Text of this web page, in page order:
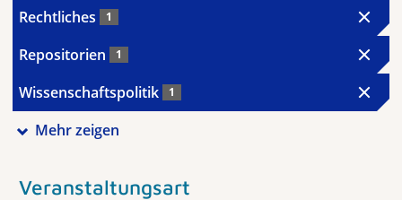
Rechtliches 1
Repositorien 1
Wissenschaftspolitik 1
Mehr zeigen
Veranstaltungsart